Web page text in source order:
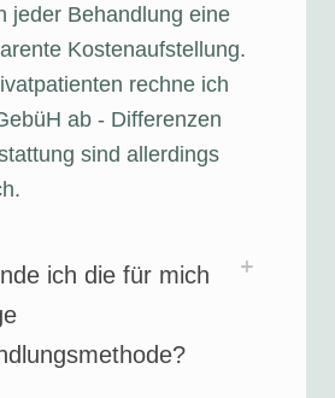
jeder Behandlung eine
Kostenaufstellung.
rechne ich
ab - Differenzen
sind allerdings
ich die für mich